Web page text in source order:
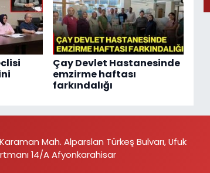
Çay Devlet Hastanesinde
emzirme haftası
farkındalığı
Karaman Mah. Alparslan Türkeş Bulvarı, Ufuk
14/A Afyonkarahisar